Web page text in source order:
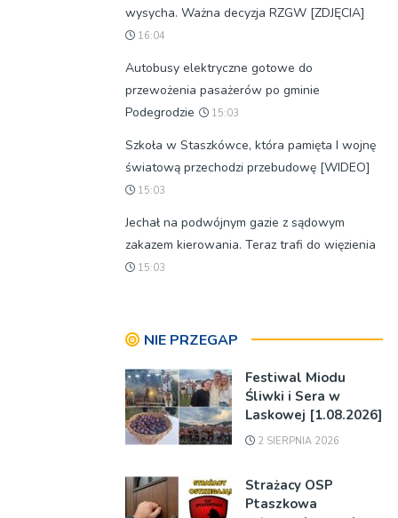
wysycha. Ważna decyzja RZGW [ZDJĘCIA]
16:04
Autobusy elektryczne gotowe do
przewożenia pasażerów po gminie
Podegrodzie
15:03
Szkoła w Staszkówce, która pamięta I wojnę
światową przechodzi przebudowę [WIDEO]
15:03
Jechał na podwójnym gazie z sądowym
zakazem kierowania. Teraz trafi do więzienia
15:03
NIE PRZEGAP
Festiwal Miodu
Śliwki i Sera w
Laskowej [1.08.2026]
2 SIERPNIA 2026
Strażacy OSP
Ptaszkowa